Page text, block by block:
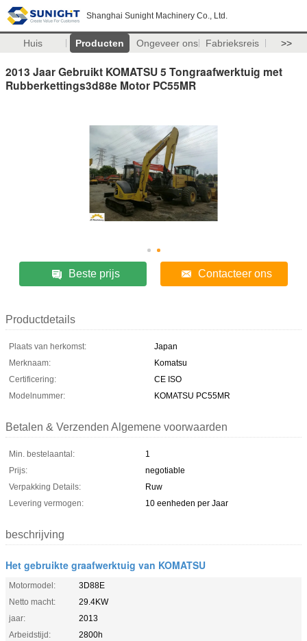
Shanghai Sunight Machinery Co., Ltd.
Huis Producten Ongeveer ons Fabrieksreis >>
2013 Jaar Gebruikt KOMATSU 5 Tongraafwerktuig met
Rubberkettings3d88e Motor PC55MR
Beste prijs Contacteer ons
Productdetails
Plaats van herkomst:
Japan
Merknaam:
Komatsu
Certificering:
CE ISO
Modelnummer:
KOMATSU PC55MR
Betalen & Verzenden Algemene voorwaarden
Min. bestelaantal:
1
Prijs:
negotiable
Verpakking Details:
Ruw
Levering vermogen:
10 eenheden per Jaar
beschrijving
Het gebruikte graafwerktuig van KOMATSU
Motormodel:
3D88E
Netto macht:
29.4KW
jaar:
2013
Arbeidstijd:
2800h